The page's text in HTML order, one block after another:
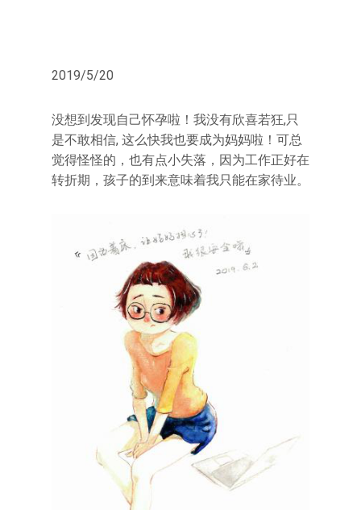
2019/5/20
没想到发现自己怀孕啦！我没有欣喜若狂,只
是不敢相信, 这么快我也要成为妈妈啦！可总
觉得怪怪的，也有点小失落，因为工作正好在
转折期，孩子的到来意味着我只能在家待业。